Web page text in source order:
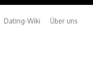
Dating-Wiki Über uns